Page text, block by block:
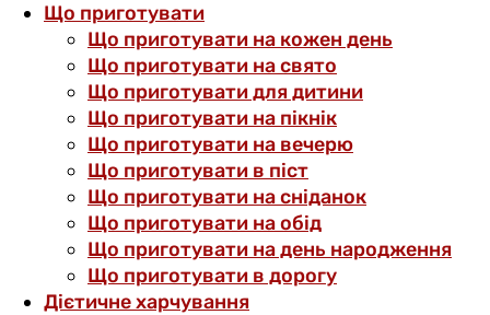
Що приготувати
Що приготувати на кожен день
Що приготувати на свято
Що приготувати для дитини
Що приготувати на пікнік
Що приготувати на вечерю
Що приготувати в піст
Що приготувати на сніданок
Що приготувати на обід
Що приготувати на день народження
Що приготувати в дорогу
Дієтичне харчування